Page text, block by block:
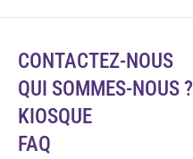
CONTACTEZ-NOUS
QUI SOMMES-NOUS ?
KIOSQUE
FAQ